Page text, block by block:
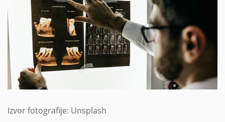
Izvor fotografije: Unsplash